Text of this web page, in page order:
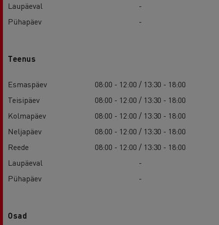
Laupäeval
-
Pühapäev
-
Teenus
Esmaspäev
08:00 - 12:00 / 13:30 - 18:00
Teisipäev
08:00 - 12:00 / 13:30 - 18:00
Kolmapäev
08:00 - 12:00 / 13:30 - 18:00
Neljapäev
08:00 - 12:00 / 13:30 - 18:00
Reede
08:00 - 12:00 / 13:30 - 18:00
Laupäeval
-
Pühapäev
-
Osad